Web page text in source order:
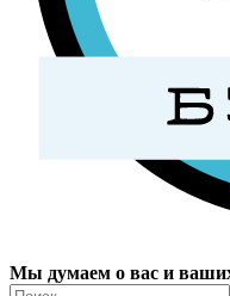
Мы думаем о вас и